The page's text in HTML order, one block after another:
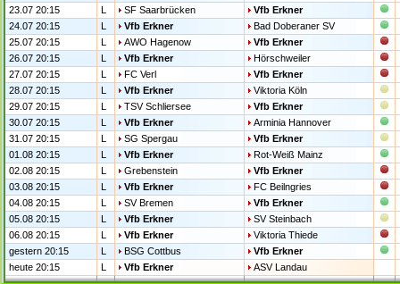
23.07 20:15
L SF Saarbrücken
Vfb Erkner
24.07 20:15
L Vfb Erkner
Bad Doberaner SV
25.07 20:15
L AWO Hagenow
Vfb Erkner
26.07 20:15
L Vfb Erkner
Hörschweiler
27.07 20:15
L FC Verl
Vfb Erkner
28.07 20:15
L Vfb Erkner
Viktoria Köln
29.07 20:15
L TSV Schliersee
Vfb Erkner
30.07 20:15
L Vfb Erkner
Arminia Hannover
31.07 20:15
L SG Spergau
Vfb Erkner
01.08 20:15
L Vfb Erkner
Rot-Weiß Mainz
02.08 20:15
L Grebenstein
Vfb Erkner
03.08 20:15
L Vfb Erkner
FC Beilngries
04.08 20:15
L SV Bremen
Vfb Erkner
05.08 20:15
L Vfb Erkner
SV Steinbach
06.08 20:15
L Vfb Erkner
Viktoria Thiede
gestern 20:15
L BSG Cottbus
Vfb Erkner
heute 20:15
L Vfb Erkner ASV Landau